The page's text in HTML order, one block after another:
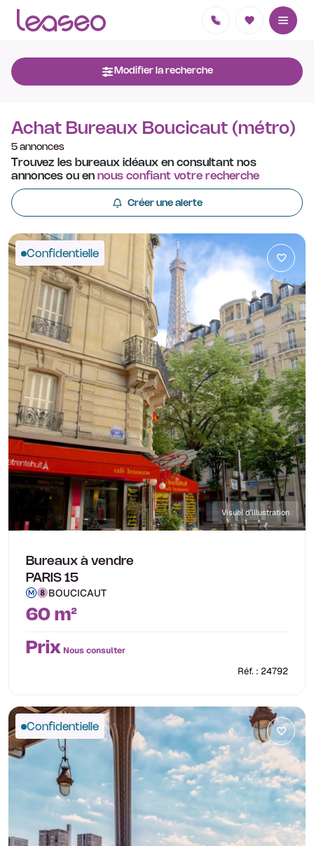
Modifier la recherche
Achat Bureaux Boucicaut (métro)
5 annonces
Trouvez les bureaux idéaux en consultant nos
annonces ou en nous confiant votre recherche
Créer une alerte
Confidentielle
Visuel d'illustration
Bureaux à vendre
PARIS 15
BOUCICAUT
60 m²
Prix Nous consulter
Réf. : 24792
Confidentielle